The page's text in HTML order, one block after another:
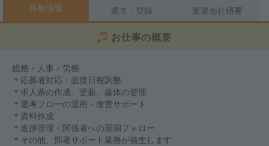
募集情報 選考・登録 派遣会社概要
お仕事の概要
総務・人事・労務
＊応募者対応・面接日程調整
＊求人票の作成、更新、媒体の管理
＊選考フローの運用・改善サポート
＊資料作成
＊進捗管理・関係者への展開フォロー
＊その他、部署サポート業務が発生します